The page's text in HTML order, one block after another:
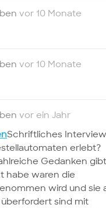
vor 10 Monate
vor 10 Monate
vor ein Jahr
Schriftliches Interview
erlebt?
Gedanken
habe waren die
wird und sie
sind mit